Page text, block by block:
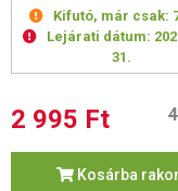
Kifutó, már csak:
Lejárati dátum:
31.
2 995 Ft
Kosárba